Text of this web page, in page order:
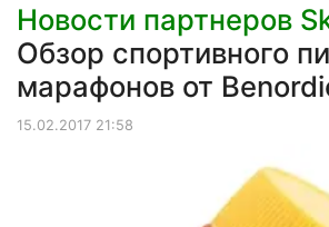
Новости партнеров
Обзор спортивного
марафонов от
15.02.2017 21:58